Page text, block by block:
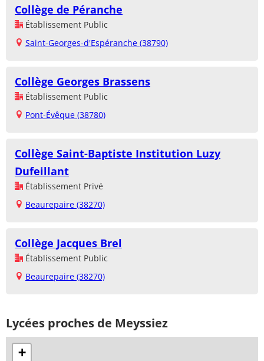
Collège de Péranche
Établissement Public
Saint-Georges-d'Espéranche (38790)
Collège Georges Brassens
Établissement Public
Pont-Évêque (38780)
Collège Saint-Baptiste Institution Luzy
Dufeillant
Établissement Privé
Beaurepaire (38270)
Collège Jacques Brel
Établissement Public
Beaurepaire (38270)
Lycées proches de Meyssiez
+